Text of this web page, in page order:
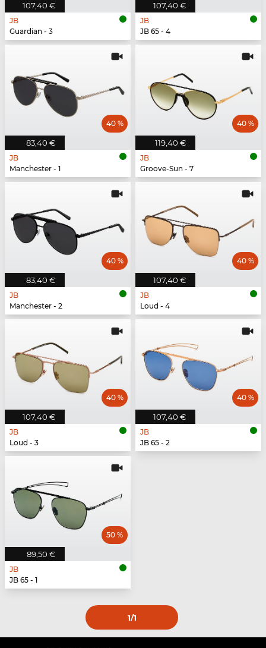
107,40 €
JB
Guardian - 3
107,40 €
JB
JB 65 - 4
83,40 €
40 %
JB
Manchester - 1
119,40 €
40 %
JB
Groove-Sun - 7
83,40 €
40 %
JB
Manchester - 2
107,40 €
40 %
JB
Loud - 4
107,40 €
40 %
JB
Loud - 3
107,40 €
40 %
JB
JB 65 - 2
89,50 €
50 %
JB
JB 65 - 1
1/1